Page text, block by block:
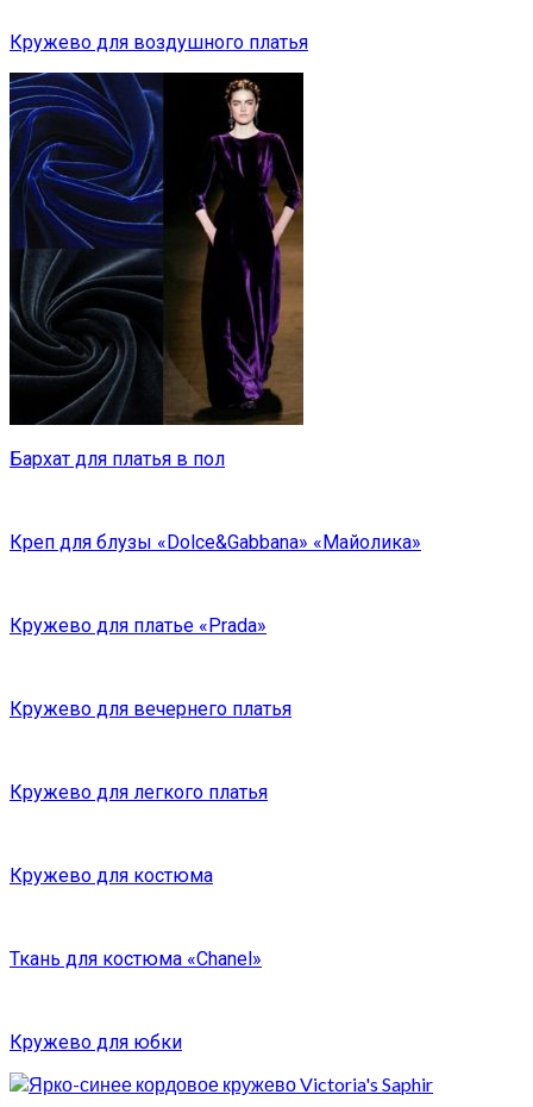
Кружево для воздушного платья
Бархат для платья в пол
Креп для блузы «Dolce&Gabbana» «Майолика»
Кружево для платье «Prada»
Кружево для вечернего платья
Кружево для легкого платья
Кружево для костюма
Ткань для костюма «Chanel»
Кружево для юбки